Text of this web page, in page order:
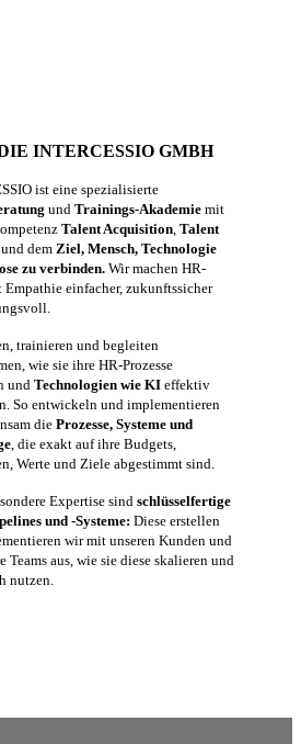
INTERCESSIO GMBH
ist eine spezialisierte
und Trainings-Akademie mit
Talent Acquisition Talent
und dem Ziel, Mensch, Technologie
zu verbinden. Wir machen HR-
einfacher, zukunftssicher
trainieren und begleiten
wie sie ihre HR-Prozesse
und Technologien wie KI effektiv
So entwickeln und implementieren
dieProzesse, Systeme und
, die exakt auf ihre Budgets,
Werte und Ziele abgestimmt sind.
Expertise sind schlüsselfertige
und -Systeme: Diese erstellen
wir mit unseren Kunden und
Teams aus, wie sie diese skalieren und
nutzen.